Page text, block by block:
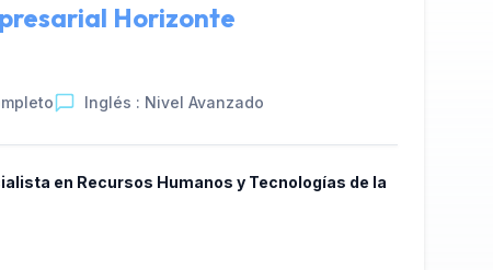
Horizonte
Inglés : Nivel Avanzado
en Recursos Humanos y Tecnologías de la